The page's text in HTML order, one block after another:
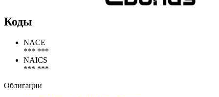
Коды
NACE
*** ***
NAICS
*** ***
Облигации